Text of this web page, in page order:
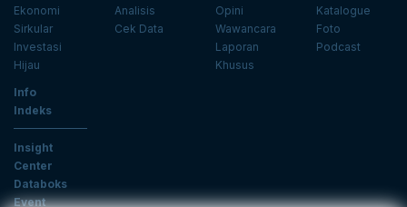
Ekonomi
Sirkular
Investasi
Hijau
Analisis
Cek Data
Opini
Wawancara
Laporan
Khusus
Katalogue
Foto
Podcast
Info
Indeks
Insight
Center
Databoks
Event